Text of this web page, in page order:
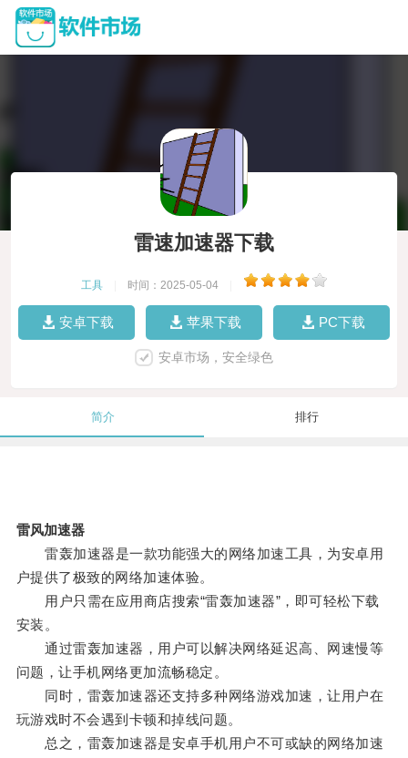
雷速加速器下载
工具 时间：2025-05-04
安卓下载 苹果下载 PC下载
安卓市场，安全绿色
简介 排行
雷风加速器
雷轰加速器是一款功能强大的网络加速工具，为安卓用
户提供了极致的网络加速体验。
用户只需在应用商店搜索“雷轰加速器”，即可轻松下载
安装。
通过雷轰加速器，用户可以解决网络延迟高、网速慢等
问题，让手机网络更加流畅稳定。
同时，雷轰加速器还支持多种网络游戏加速，让用户在
玩游戏时不会遇到卡顿和掉线问题。
总之，雷轰加速器是安卓手机用户不可或缺的网络加速